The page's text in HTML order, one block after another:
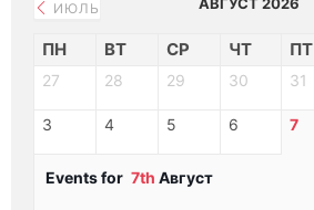
ИЮЛЬ
ПН ВТ СР ЧТ ПТ
27 28 29 30 31
3 4 5 6 7
Events for 7th Август